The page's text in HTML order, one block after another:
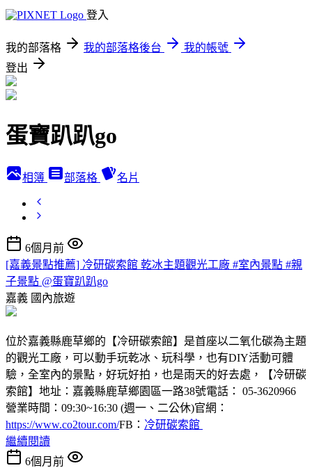
登入
我的部落格 我的部落格後台
我的帳號
登出
蛋寶趴趴go
相簿 部落格 名片
6個月前
[嘉義景點推薦] 冷研碳索館 乾冰主題觀光工廠 #室內景點 #親
子景點 @蛋寶趴趴go
嘉義 國內旅遊
位於嘉義縣鹿草鄉的【冷研碳索館】是首座以二氧化碳為主題
的觀光工廠，可以動手玩乾冰、玩科學，也有DIY活動可體
驗，全室內的景點，好玩好拍，也是雨天的好去處，【冷研碳
索館】地址：嘉義縣鹿草鄉園區一路38號電話： 05-3620966
營業時間：09:30~16:30 (週一、二公休)官網：
https://www.co2tour.com/FB： 冷研碳索館
繼續閱讀
6個月前